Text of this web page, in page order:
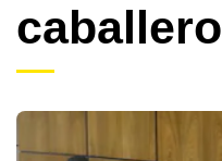
caballero